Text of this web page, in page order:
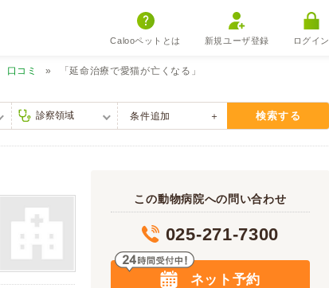
Calooペットとは 新規ユーザ登録 ログイン
口コミ 「延命治療で愛猫が亡くなる」
条件追加 検索する
この動物病院への問い合わせ
025-271-7300
ネット予約